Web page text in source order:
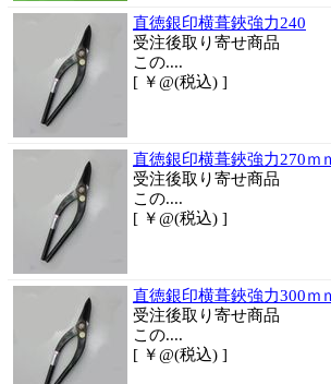
直徳銀印横葺鋏強力240
受注後取り寄せ商品
この....
[ ￥@(税込) ]
直徳銀印横葺鋏強力270ｍ
受注後取り寄せ商品
この....
[ ￥@(税込) ]
直徳銀印横葺鋏強力300ｍ
受注後取り寄せ商品
この....
[ ￥@(税込) ]